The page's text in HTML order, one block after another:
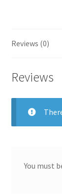
Reviews (0)
Reviews
You must